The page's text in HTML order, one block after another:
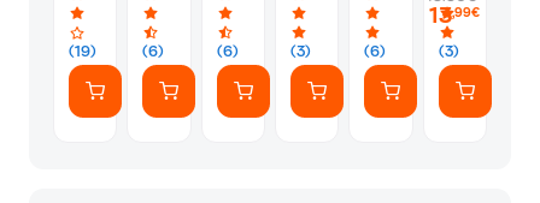
(19)
(75411)
(6) (6) (3)
με
Καπάκι
Καλουπάκι
500gr
(6) (3)
13,99€